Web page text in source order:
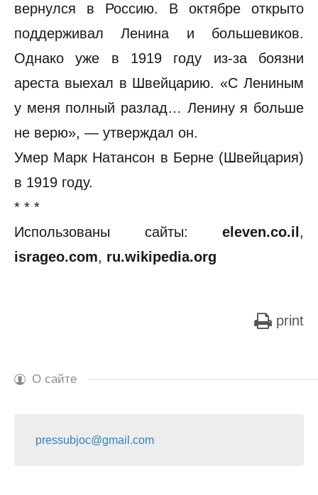
вернулся в Россию. В октябре открыто
поддерживал Ленина и большевиков.
Однако уже в 1919 году из-за боязни
ареста выехал в Швейцарию. «С Лениным
у меня полный разлад… Ленину я больше
не верю», — утверждал он.
Умер Марк Натансон в Берне (Швейцария)
в 1919 году.
* * *
Использованы сайты: eleven.co.il ,
isrageo.com, ru.wikipedia.org
print
О сайте
pressubjoc@gmail.com